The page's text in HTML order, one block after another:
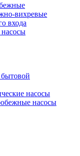
вихревые
входа
насосы
насосы